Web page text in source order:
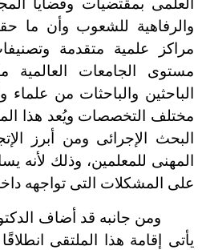
العلمى بمقتضيات وقضايا
والرفاهية للشعوب وأن ما
مراكز علمية متقدمة
مستوى الجامعات العالمية
الباحثين والباحثات من علماء
مختلف التخصصات ويُعد هذا
البحث الإجرائى ومن أبرز
المهنى للمعلمين، وذلك لأنه
على المشكلات التى تواجهه
ومن جانبه قد أضاف
يأتى إقامة هذا الملتقى